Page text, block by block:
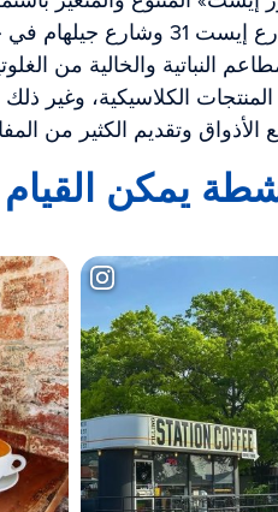
بشارع إيست 31 وشارع
النباتية والخالية من
المنتجات الكلاسيكية، وغير
الأذواق وتقديم الكثير من
يمكن القيام